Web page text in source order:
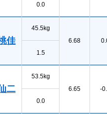
0.0
佳
45.5kg
6.68
1.5
二
53.5kg
6.65
-
0.0